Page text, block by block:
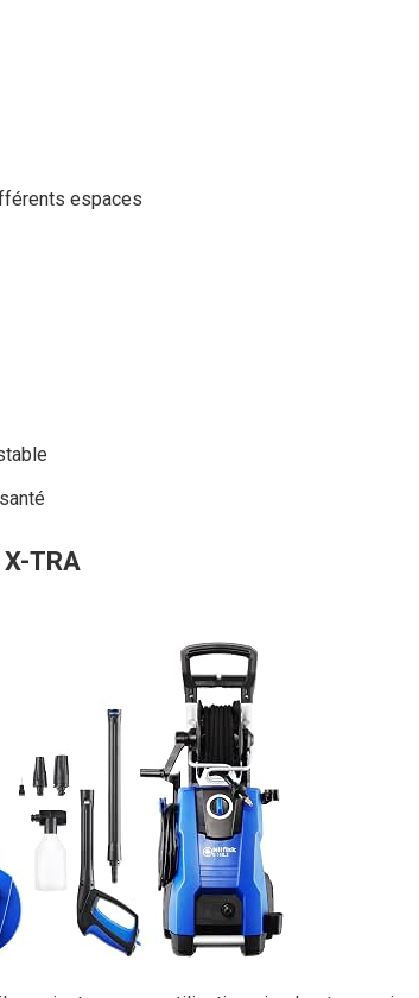
espaces
TRA